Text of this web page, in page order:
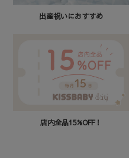
出産祝いにおすすめ
店内全品15%OFF！